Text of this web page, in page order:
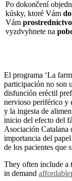
Po dokončení
kúsky, ktoré Vám
Vám
vyzdvyhnete na
El programa ‘La
participación no son
disfunción eréctil
nervioso periférico y
y la ingesta de
inicio del efecto del
Asociación Catalana
importancia del
de los pacientes que
They often include a
in demand